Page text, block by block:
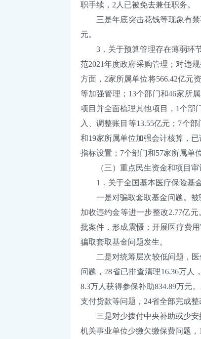
职手续，2人已被免去兼任职务。
三是年底突击花钱等现象有禁
元。
3．关于预算管理存在薄弱环节
范2021年度政府采购管理；对违
方面，2家所属单位将566.42亿元
等加强管理；13个部门和46家所
项目并全面梳理其他项目，1个部
入、调整账目等13.55亿元；7个
和19家所属单位加强会计核算，
指标设置；7个部门和57家所属单
（三）重点民生资金和项目审
1．关于全国基本医疗保险基金
一是对骗取套取基金问题。被骗
加收违约金等进一步整改2.77亿
批案件，形成震慑；开展医疗费
骗取套取基金问题发生。
二是对统筹层次较低问题，医
问题，28省已排查清理16.36万
8.3万人获得参保补助834.89万元
支付货款等问题，24省全部完成
三是对少拨付中央补助或少安排
机关事业单位少缴欠缴保费问题